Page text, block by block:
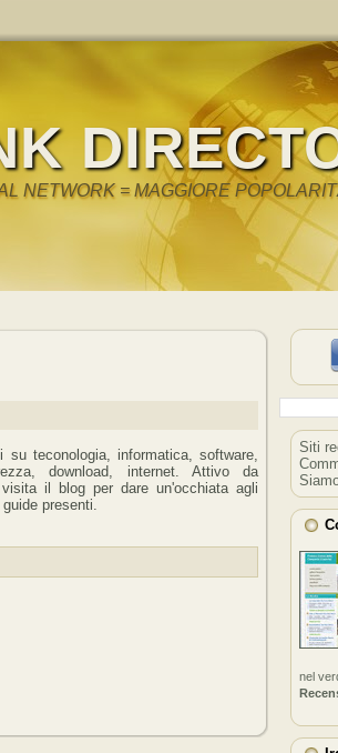
NETWORK = MAGGIORE
su teconologia, informatica, software,
download, internet. Attivo da
il blog per dare un'occhiata agli
presenti.
Siti
nel